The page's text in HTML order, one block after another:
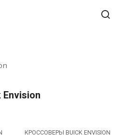
КРОССОВЕРЫ BUICK ENVISION